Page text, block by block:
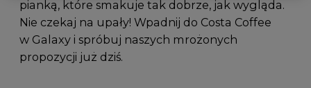
pianką, które smakuje tak dobrze, jak wygląda.
Nie czekaj na upały! Wpadnij do Costa Coffee
w Galaxy i spróbuj naszych mrożonych
propozycji już dziś.